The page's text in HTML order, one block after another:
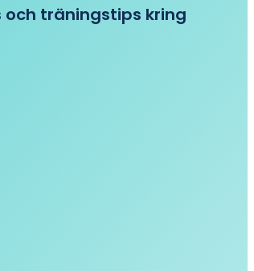
träningstips kring